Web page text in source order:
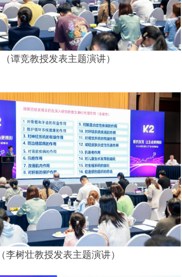
（谭竞教授发表主题演讲）
（李树壮教授发表主题演讲）